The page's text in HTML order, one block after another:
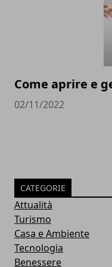
Come aprire e
02/11/2022
CATEGORIE
Attualità
Turismo
Casa e Ambiente
Tecnologia
Benessere